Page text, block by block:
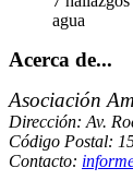
agua
Acerca de...
Asociación
Dirección: Av.
Código Postal:
Contacto: